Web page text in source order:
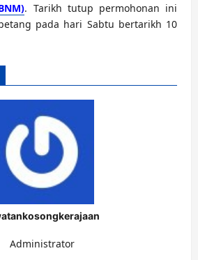
. Tarikh tutup permohonan ini
pada hari Sabtu bertarikh 10
Administrator